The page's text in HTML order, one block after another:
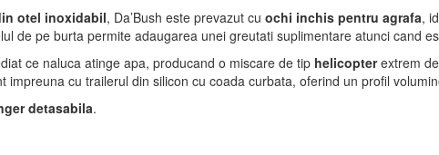
otel inoxidabil, Da’Bush este prevazut cu ochi inchis pentru agrafa,
de pe burta permite adaugarea unei greutati suplimentare atunci cand
ce naluca atinge apa, producand o miscare de tip helicopterextrem
impreuna cu trailerul din silicon cu coada curbata, oferind un profil
detasabila.